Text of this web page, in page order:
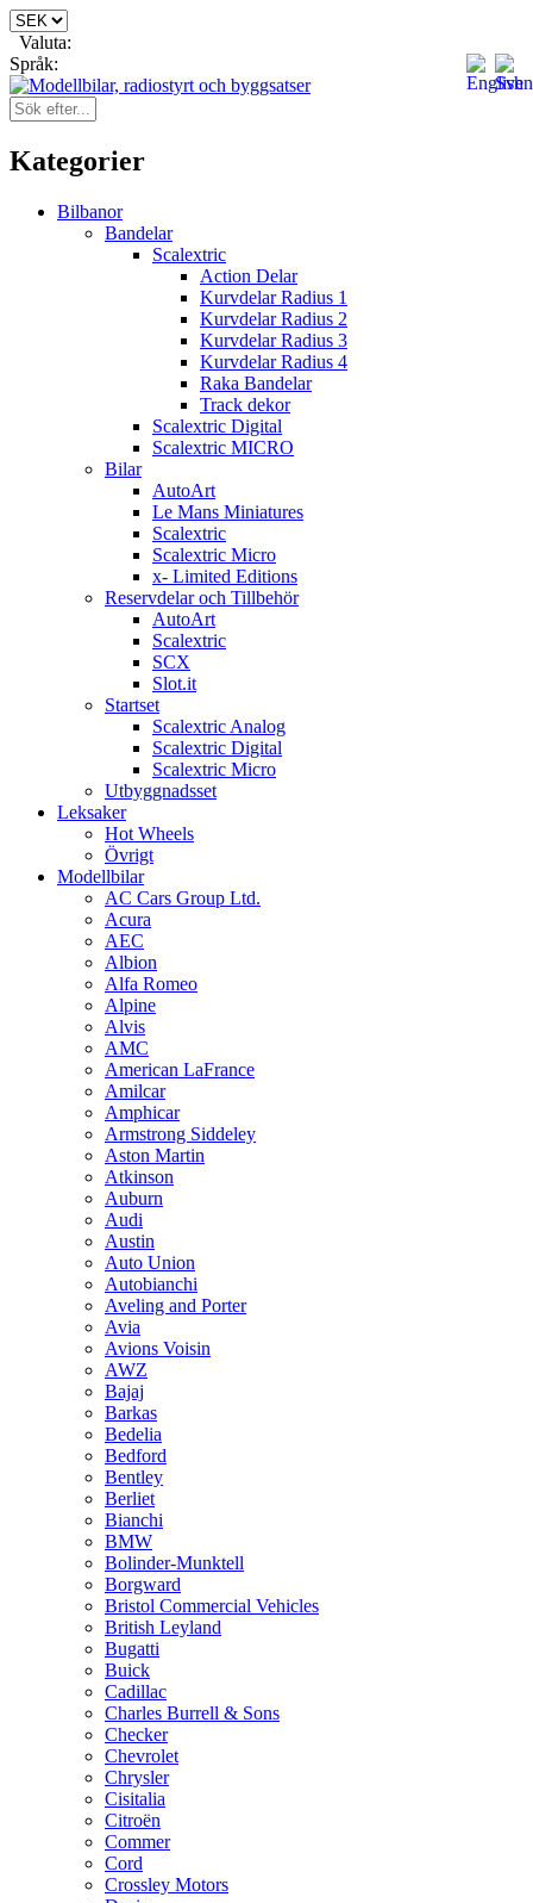
Valuta:
Språk:
Kategorier
Bilbanor
Bandelar
Scalextric
Action Delar
Kurvdelar Radius 1
Kurvdelar Radius 2
Kurvdelar Radius 3
Kurvdelar Radius 4
Raka Bandelar
Track dekor
Scalextric Digital
Scalextric MICRO
Bilar
AutoArt
Le Mans Miniatures
Scalextric
Scalextric Micro
x- Limited Editions
Reservdelar och Tillbehör
AutoArt
Scalextric
SCX
Slot.it
Startset
Scalextric Analog
Scalextric Digital
Scalextric Micro
Utbyggnadsset
Leksaker
Hot Wheels
Övrigt
Modellbilar
AC Cars Group Ltd.
Acura
AEC
Albion
Alfa Romeo
Alpine
Alvis
AMC
American LaFrance
Amilcar
Amphicar
Armstrong Siddeley
Aston Martin
Atkinson
Auburn
Audi
Austin
Auto Union
Autobianchi
Aveling and Porter
Avia
Avions Voisin
AWZ
Bajaj
Barkas
Bedelia
Bedford
Bentley
Berliet
Bianchi
BMW
Bolinder-Munktell
Borgward
Bristol Commercial Vehicles
British Leyland
Bugatti
Buick
Cadillac
Charles Burrell & Sons
Checker
Chevrolet
Chrysler
Cisitalia
Citroën
Commer
Cord
Crossley Motors